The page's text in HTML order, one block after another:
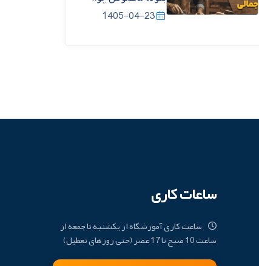
1405-04-23
ساعات کاری
ساعت کاری آموزشگاه از یکشنبه تا جمعه از
ساعت 10 صبح تا 17 عصر (حتی روزهای تعطیل)